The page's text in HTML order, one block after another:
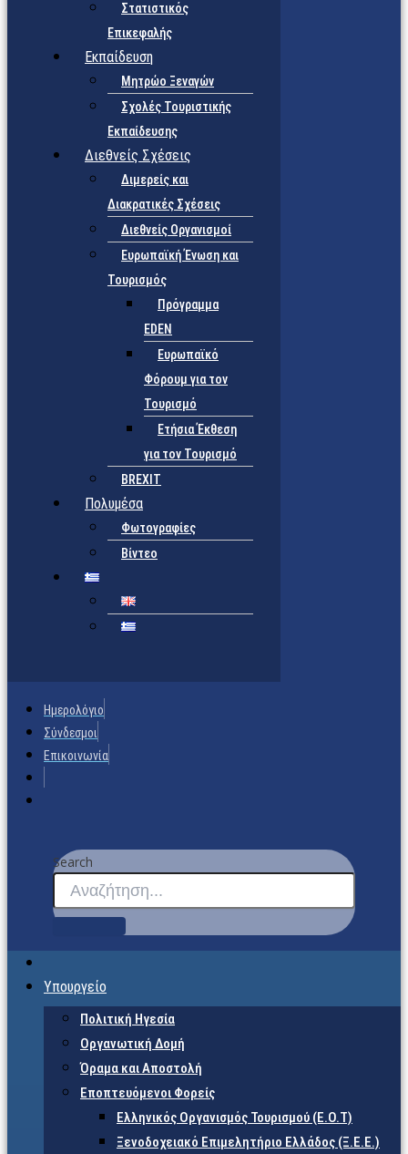
Στατιστικός
Επικεφαλής
Εκπαίδευση
Μητρώο Ξεναγών
Σχολές Τουριστικής
Εκπαίδευσης
Διεθνείς Σχέσεις
Διμερείς και
Διακρατικές Σχέσεις
Διεθνείς Οργανισμοί
Ευρωπαϊκή Ένωση και
Τουρισμός
Πρόγραμμα
EDEN
Ευρωπαϊκό
Φόρουμ για τον
Τουρισμό
Ετήσια Έκθεση
για τον Τουρισμό
BREXIT
Πολυμέσα
Φωτογραφίες
Βίντεο
Ημερολόγιο
Σύνδεσμοι
Επικοινωνία
Search
Υπουργείο
Πολιτική Ηγεσία
Οργανωτική Δομή
Όραμα και Αποστολή
Εποπτευόμενοι Φορείς
Eλληνικός Οργανισμός Τουρισμού (Ε.Ο.Τ)
Ξενοδοχειακό Επιμελητήριο Ελλάδος (Ξ.Ε.Ε.)